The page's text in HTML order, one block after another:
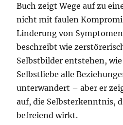
Buch zeigt Wege auf zu
nicht mit faulen
Linderung von
beschreibt wie
Selbstbilder entstehen,
Selbstliebe alle
unterwandert – aber er
auf, die Selbsterkenntnis,
befreiend wirkt.